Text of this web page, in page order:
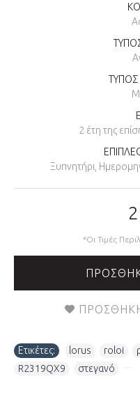
2 έτη της
Ξυπνητήρι,
*Οι Τιμές
Ετικέτες: lorus roloi
R2319QX9
στεγανό